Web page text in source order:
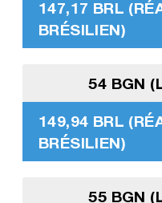
147,17 BRL
BRÉSILIEN)
54 BGN
149,94 BRL
BRÉSILIEN)
55 BGN